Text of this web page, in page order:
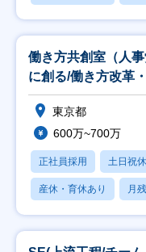
働き方共創室（人
に創る/働き方改革
東京都
600万~700万
正社員採用 土日祝
産休・育休あり 月